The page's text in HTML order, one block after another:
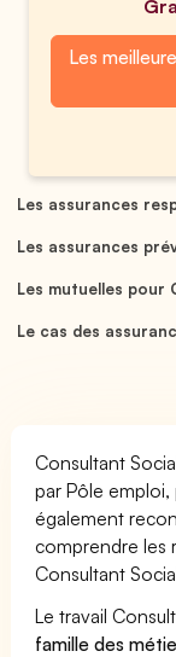
Les
Les assurances
Les assurances
Les mutuelles pour
Le cas des
Consultant
par Pôle emploi,
également
comprendre les
Consultant
Le travail
famille des